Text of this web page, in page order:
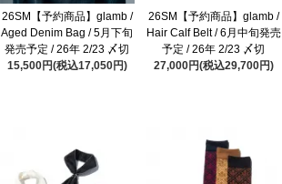
26SM【予約商品】glamb /
Aged Denim Bag / 5月下旬
発売予定 / 26年 2/23 〆切
15,500円(税込17,050円)
26SM【予約商品】glamb /
Hair Calf Belt / 6月中旬発売
予定 / 26年 2/23 〆切
27,000円(税込29,700円)